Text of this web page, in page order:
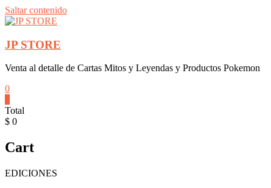
Saltar contenido
JP STORE
Venta al detalle de Cartas Mitos y Leyendas y Productos Pokemon
0
Total
$ 0
Cart
EDICIONES